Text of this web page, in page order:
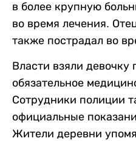
в более крупную
во время лечения.
также пострадал во
Власти взяли девочку
обязательное
Сотрудники полиции
официальные
Жители деревни